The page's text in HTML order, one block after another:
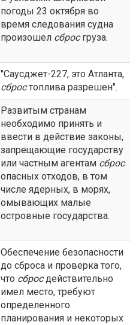
погоды 23 октября во
время следования судна
произошел сбросгруза.
"Саусджет-227, это Атланта,
сбростоплива разрешен".
Развитым странам
необходимо принять и
ввести в действие законы,
запрещающие государству
или частным агентам сброс
опасных отходов, в том
числе ядерных, в морях,
омывающих малые
островные государства.
Обеспечение безопасности
до сброса и проверка того,
что сбросдействительно
имел место, требуют
определенного
планирования и некоторых